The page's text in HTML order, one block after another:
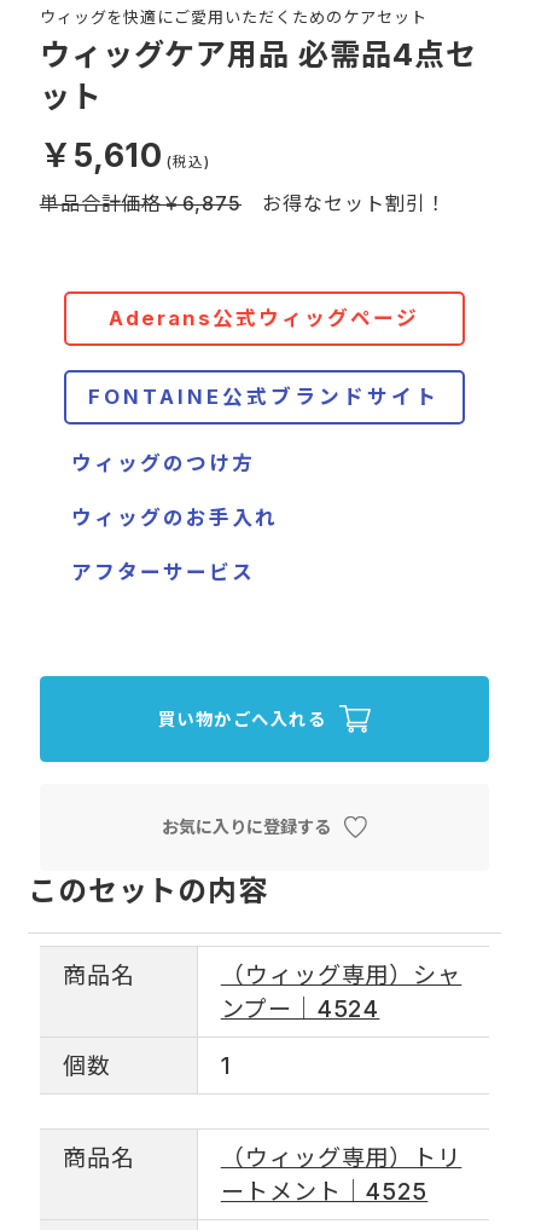
ウィッグケア用品 必需品4点セ
ット
ウィッグを快適にご愛用いただくためのケアセット
￥5,610
買い物かごへ入れる
お気に入りに登録する
このセットの内容
商品名
（ウィッグ専用）シャ
ンプー｜4524
個数
1
商品名
（ウィッグ専用）トリ
ートメント｜4525
単品合計価格￥6,875お得なセット割引！
Aderans公式ウィッグページ
FONTAINE公式ブランドサイト
ウィッグのつけ方
ウィッグのお手入れ
アフターサービス